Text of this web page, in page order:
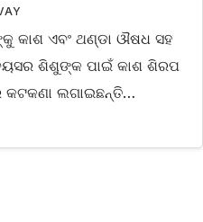
କାଶ ଏବଂ ଥଣ୍ଡା ଔଷଧ ସହ
ଶିଶୁଙ୍କ ପାଇଁ କାଶ ଶିରପ
କଟକଣା ଲଗାଇଛନ୍ତି…